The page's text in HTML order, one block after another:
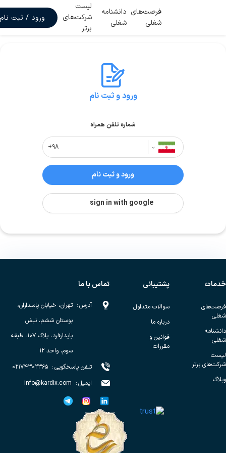
فرصت‌های
شغلی
دانشنامه
شغلی
لیست
شرکت‌های
برتر
ورود / ثبت نام
ورود و ثبت نام
شماره تلفن همراه
ورود و ثبت نام
sign in with google
خدمات
فرصت‌های
شغلی
دانشنامه
شغلی
لیست
شرکت‌های برتر
وبلاگ
پشتیبانی
سوالات متداول
درباره ما
قوانین و
مقررات
تماس با ما
آدرس: تهران، خیابان پاسداران،
بوستان ششم، نبش
پایدارفرد، پلاک ۱۰۷، طبقه
سوم، واحد ۱۲
تلفن پاسخگویی: ۰۲۱۷۴۳۰۲۳۶۵
ایمیل:
info@kardix.com